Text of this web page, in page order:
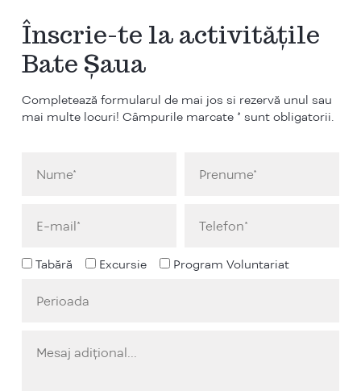
Înscrie-te la activitățile
Bate Șaua
Completează formularul de mai jos si rezervă unul sau
mai multe locuri! Câmpurile marcate * sunt obligatorii.
Tabără Excursie Program Voluntariat